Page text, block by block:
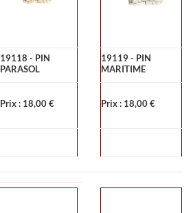
19118 - PIN
PARASOL
Prix : 18,00 €
19119 - PIN
MARITIME
Prix : 18,00 €